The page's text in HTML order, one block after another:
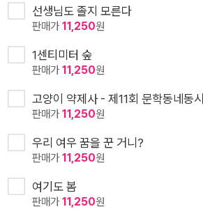
선생님도 졸지 모른다
판매가11,250원
1센티미터 숲
판매가11,250원
고양이 약제사 - 제11회 문학동네동
판매가11,250원
우리 여우 꿈을 꾼 거니?
판매가11,250원
여기도 봄
판매가11,250원